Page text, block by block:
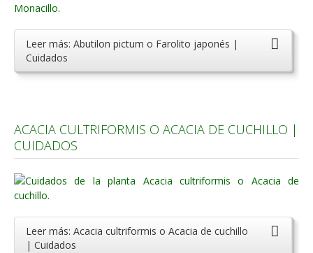
Leer más: Abutilon pictum o Farolito japonés |
Cuidados
ACACIA CULTRIFORMIS O ACACIA DE CUCHILLO |
CUIDADOS
Leer más: Acacia cultriformis o Acacia de cuchillo
| Cuidados